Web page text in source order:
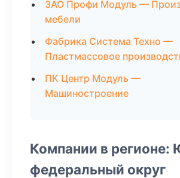
ЗАО Профи Модуль —
мебели
Фабрика Система Техно —
Пластмассовое
ПК Центр Модуль —
Машиностроение
Компании в
федеральный округ